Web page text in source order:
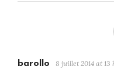
barollo 8 juillet 2014 at 13